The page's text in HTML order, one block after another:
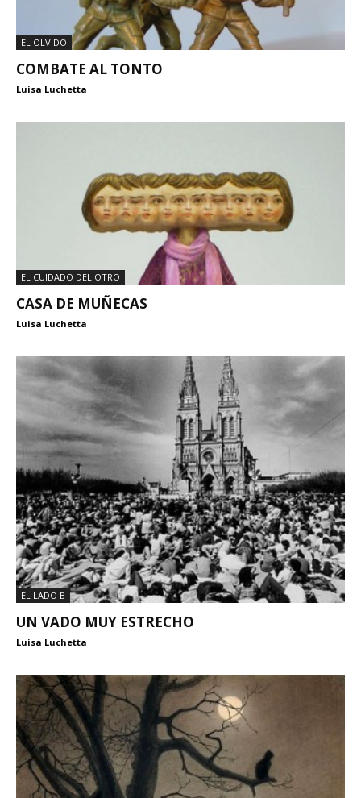
EL OLVIDO
COMBATE AL TONTO
Luisa Luchetta
EL CUIDADO DEL OTRO
CASA DE MUÑECAS
Luisa Luchetta
EL LADO B
UN VADO MUY ESTRECHO
Luisa Luchetta